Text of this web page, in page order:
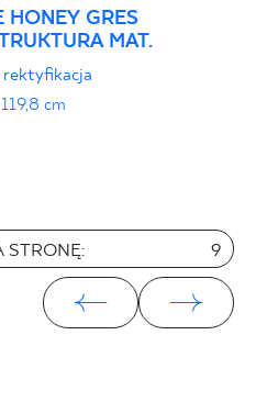
HONEY GRES
MAT.
cm
STRONĘ: 9